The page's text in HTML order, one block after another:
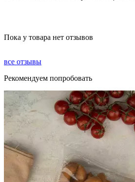
Пока у товара нет отзывов
все отзывы
Рекомендуем попробовать